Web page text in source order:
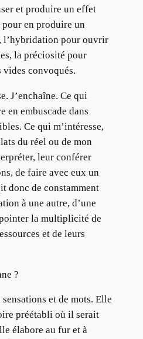
et produire un effet
en produire un
l’hybridation pour ouvrir
la préciosité pour
vides convoqués.
J’enchaîne. Ce qui
en embuscade dans
Ce qui m’intéresse,
du réel ou de mon
leur conférer
de faire avec eux un
donc de constamment
à une autre, d’une
la multiplicité de
et de leurs
?
et de mots. Elle
préétabli où il serait
élabore au fur et à